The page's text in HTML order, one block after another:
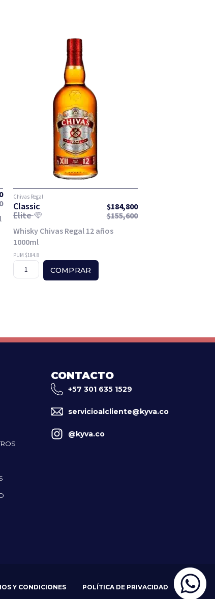
Chivas Regal
Classic $184,800
Elite $155,600
Whisky Chivas Regal 12 años
1000ml
PUM $184.8
COMPRAR
CONTACTO
+57 301 635 1529
servicioalcliente@kyva.co
@kyva.co
Y CONDICIONES POLÍTICA DE PRIVACIDAD